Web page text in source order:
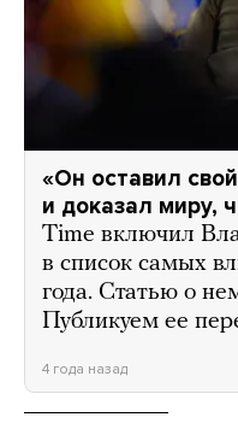
«Он оставил
и доказал миру,
Time включил
в список самых
года. Статью о
Публикуем ее
4 года назад